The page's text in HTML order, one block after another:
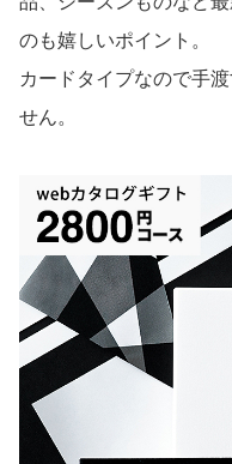
のも嬉しいポイント。
カードタイプなので手
せん。